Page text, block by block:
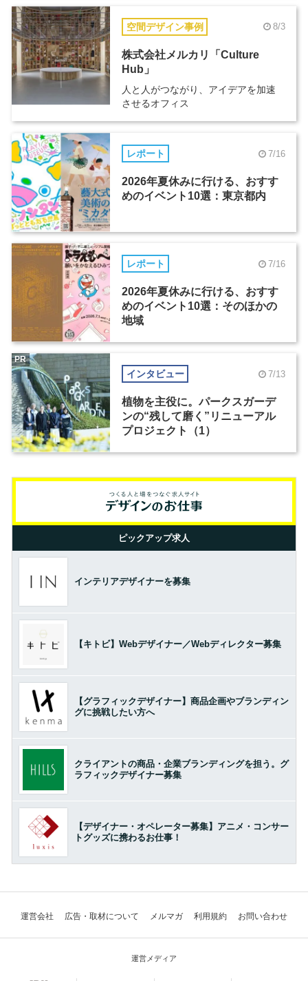
空間デザイン事例 8/3
株式会社メルカリ「Culture
Hub」
人と人がつながり、アイデアを加速
させるオフィス
レポート 7/16
2026年夏休みに行ける、おすす
めのイベント10選：東京都内
レポート 7/16
2026年夏休みに行ける、おすす
めのイベント10選：そのほかの
地域
インタビュー 7/13
植物を主役に。パークスガーデ
ンの“残して磨く”リニューアル
プロジェクト（1）
PR
ピックアップ求人
インテリアデザイナーを募集
【キトビ】Webデザイナー／Webディレクター募集
【グラフィックデザイナー】商品企画やブランディン
グに挑戦したい方へ
クライアントの商品・企業ブランディングを担う。グ
ラフィックデザイナー募集
【デザイナー・オペレーター募集】アニメ・コンサー
トグッズに携わるお仕事！
運営会社 広告・取材について メルマガ 利用規約 お問い合わせ
運営メディア